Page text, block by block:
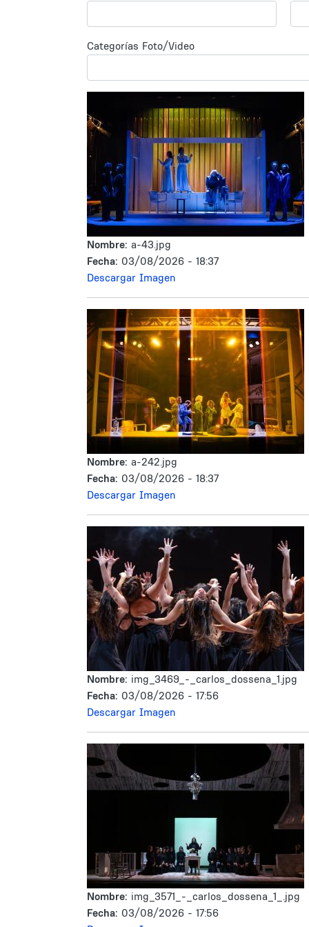
Categorías Foto/Video
Nombre: a-43.jpg
Fecha: 03/08/2026 - 18:37
Descargar Imagen
Nombre: a-242.jpg
Fecha: 03/08/2026 - 18:37
Descargar Imagen
Nombre: img_3469_-_carlos_dossena_1.jpg
Fecha: 03/08/2026 - 17:56
Descargar Imagen
Nombre: img_3571_-_carlos_dossena_1_.jpg
Fecha: 03/08/2026 - 17:56